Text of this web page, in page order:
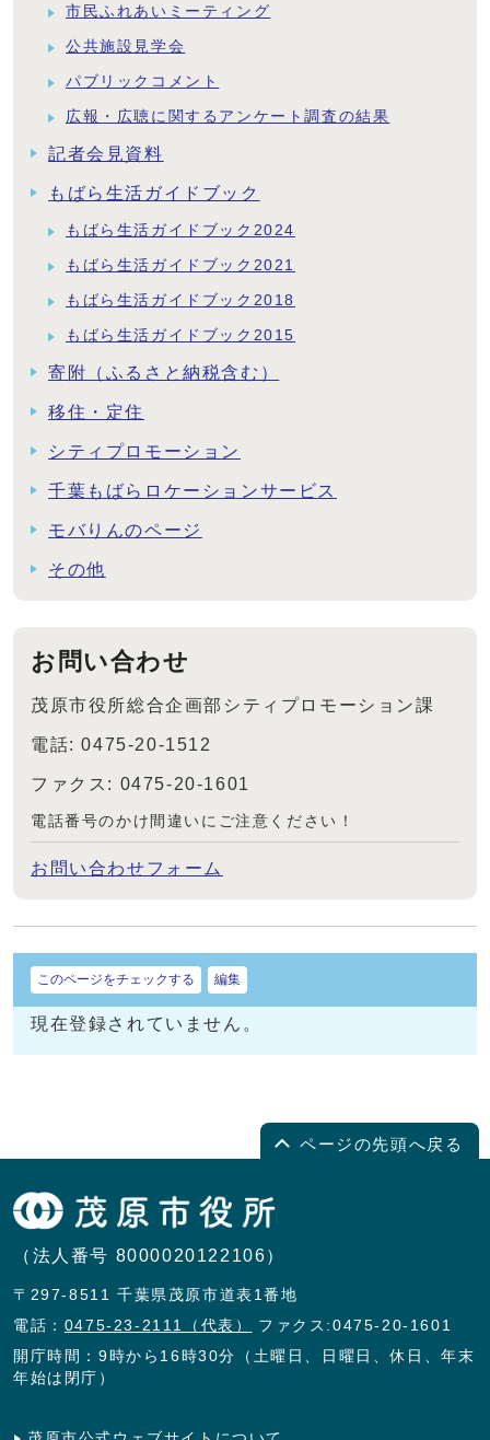
市民ふれあいミーティング
公共施設見学会
パブリックコメント
広報・広聴に関するアンケート調査の結果
記者会見資料
もばら生活ガイドブック
もばら生活ガイドブック2024
もばら生活ガイドブック2021
もばら生活ガイドブック2018
もばら生活ガイドブック2015
寄附（ふるさと納税含む）
移住・定住
シティプロモーション
千葉もばらロケーションサービス
モバりんのページ
その他
お問い合わせ
茂原市役所総合企画部シティプロモーション課
電話: 0475-20-1512
ファクス: 0475-20-1601
電話番号のかけ間違いにご注意ください！
お問い合わせフォーム
このページをチェックする 編集
現在登録されていません。
ページの先頭へ戻る
（法人番号 8000020122106）
〒297-8511 千葉県茂原市道表1番地
電話： 0475-23-2111（代表）
ファクス:0475-20-1601
開庁時間：9時から16時30分（土曜日、日曜日、休日、年末
年始は閉庁）